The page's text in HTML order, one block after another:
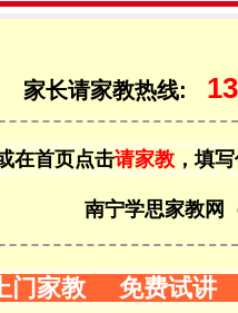
家长请家教热线:
在首页点击请家教 ，填
南宁学思家教网
门家教 免费试讲